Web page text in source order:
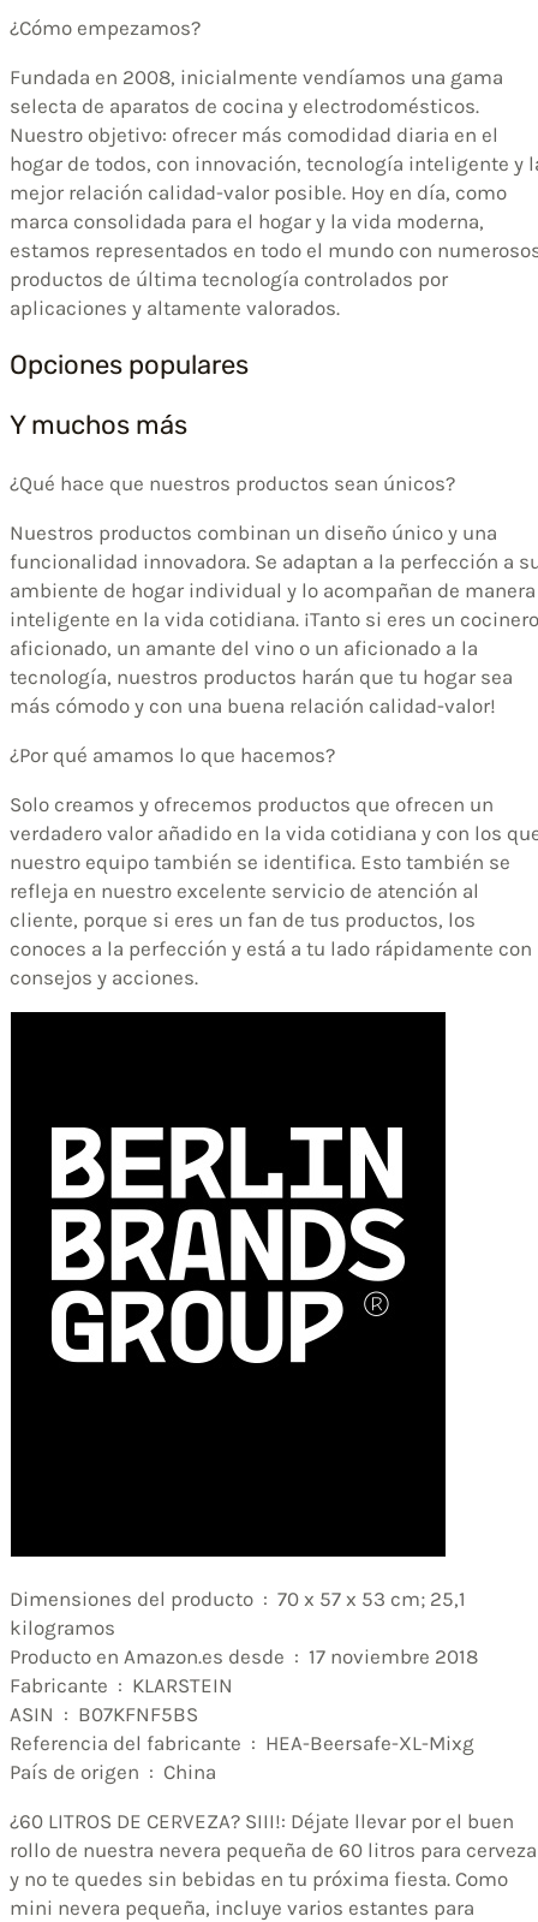
¿Cómo empezamos?
Fundada en 2008, inicialmente vendíamos una gama
selecta de aparatos de cocina y electrodomésticos.
Nuestro objetivo: ofrecer más comodidad diaria en el
hogar de todos, con innovación, tecnología inteligente y
mejor relación calidad-valor posible. Hoy en día, como
marca consolidada para el hogar y la vida moderna,
estamos representados en todo el mundo con
productos de última tecnología controlados por
aplicaciones y altamente valorados.
Opciones populares
Y muchos más
¿Qué hace que nuestros productos sean únicos?
Nuestros productos combinan un diseño único y una
funcionalidad innovadora. Se adaptan a la perfección a
ambiente de hogar individual y lo acompañan de manera
inteligente en la vida cotidiana. ¡Tanto si eres un cocinero
aficionado, un amante del vino o un aficionado a la
tecnología, nuestros productos harán que tu hogar sea
más cómodo y con una buena relación calidad-valor!
¿Por qué amamos lo que hacemos?
Solo creamos y ofrecemos productos que ofrecen un
verdadero valor añadido en la vida cotidiana y con los
nuestro equipo también se identifica. Esto también se
refleja en nuestro excelente servicio de atención al
cliente, porque si eres un fan de tus productos, los
conoces a la perfección y está a tu lado rápidamente con
consejos y acciones.
Dimensiones del producto ‏ : ‎ 70 x 57 x 53 cm; 25,1
kilogramos
Producto en Amazon.es desde ‏ : ‎ 17 noviembre 2018
Fabricante ‏ : ‎ KLARSTEIN
ASIN ‏ : ‎ B07KFNF5BS
Referencia del fabricante ‏ : ‎ HEA-Beersafe-XL-Mixg
País de origen ‏ : ‎ China
¿60 LITROS DE CERVEZA? SIII!: Déjate llevar por el buen
rollo de nuestra nevera pequeña de 60 litros para
y no te quedes sin bebidas en tu próxima fiesta. Como
mini nevera pequeña, incluye varios estantes para